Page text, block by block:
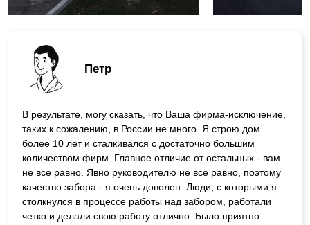
Петр
В результате, могу сказать, что Ваша фирма-исключение,
таких к сожалению, в России не много. Я строю дом
более 10 лет и сталкивался с достаточно большим
количеством фирм. Главное отличие от остальных - вам
не все равно. Явно руководителю не все равно, поэтому
качество забора - я очень доволен. Люди, с которыми я
столкнулся в процессе работы над забором, работали
четко и делали свою работу отлично. Было приятно